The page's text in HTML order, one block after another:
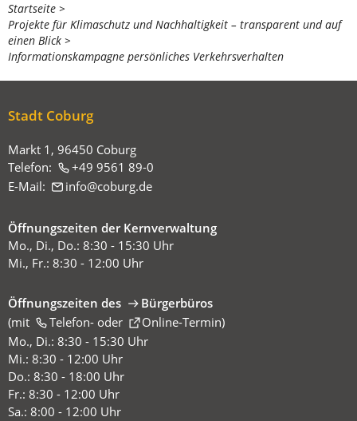
Sie
befinden
sich
hier:
Startseite
Projekte für Klimaschutz und Nachhaltigkeit – transparent und auf
einen Blick
Informationskampagne persönliches Verkehrsverhalten
Stadt Coburg
Markt 1, 96450 Coburg
Telefon:
+49 9561 89-0
E-Mail:
info coburg de
Öffnungszeiten der Kernverwaltung
Mo., Di., Do.: 8:30 - 15:30 Uhr
Mi., Fr.: 8:30 - 12:00 Uhr
Öffnungszeiten des
Bürgerbüros
(mit
Telefon-oder Online-Termin
(Öffnet
in
einem
neuen
Tab)
)
Mo., Di.: 8:30 - 15:30 Uhr
Mi.: 8:30 - 12:00 Uhr
Do.: 8:30 - 18:00 Uhr
Fr.: 8:30 - 12:00 Uhr
Sa.: 8:00 - 12:00 Uhr